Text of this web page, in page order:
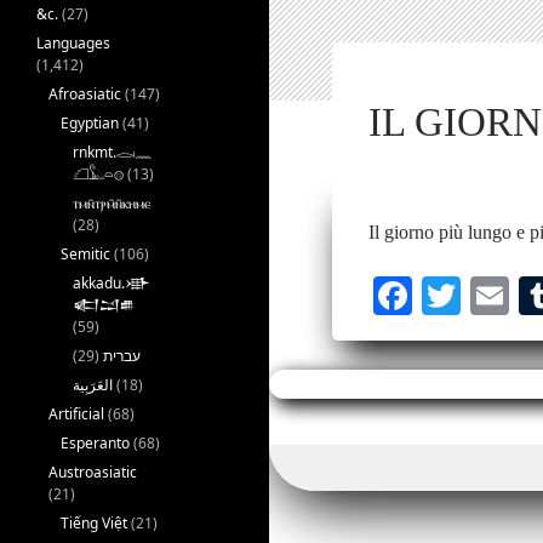
IL
Il giorno più lungo e
Fa
ce
bo
ok
T
wi
tte
r
E
m
&c.(27)
Languages
(1,412)
Afroasiatic(147)
Egyptian(41)
rnkmt.𓂋𓏺𓈖
𓆎𓅓𓏏𓊖(13)
ⲧⲙⲛ̄ⲧⲣⲙ̄ⲛ̄ⲕⲏⲙⲉ
(28)
Semitic(106)
akkadu.𒀝
𒅗𒁺𒌑
(59)
עברית (29)
(18)
Artificial (68)
Esperanto(68)
Austroasiatic
(21)
Tiếng Việt(21)